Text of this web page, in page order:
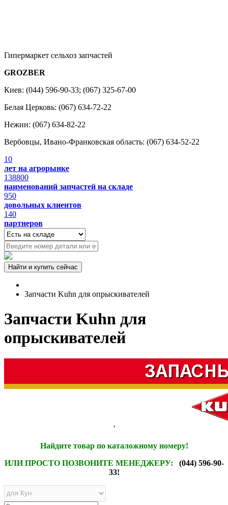
Гипермаркет сельхоз запчастей
GROZBER
Киев: (044) 596-90-33; (067) 325-67-00
Белая Церковь: (067) 634-72-22
Нежин: (067) 634-82-22
Вербовцы, Ивано-Франковская область: (067) 634-52-22
10
лет на агрорынке
138800
наименований запчастей на складе
950
довольных клиентов
140
партнеров
Запчасти Kuhn для опрыскивателей
Запчасти Kuhn для
опрыскивателей
'
Найдите товар по каталожному номеру!
ИЛИ ПРОСТО ПОЗВОНИТЕ МЕНЕДЖЕРУ: (044) 596-90-
33!